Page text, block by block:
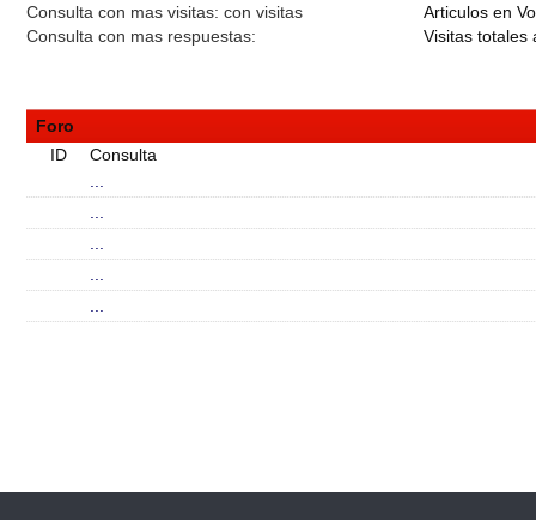
Consulta con mas visitas: con visitas
Consulta con mas respuestas:
Articulos en
Visitas totales
Foro
ID
Consulta